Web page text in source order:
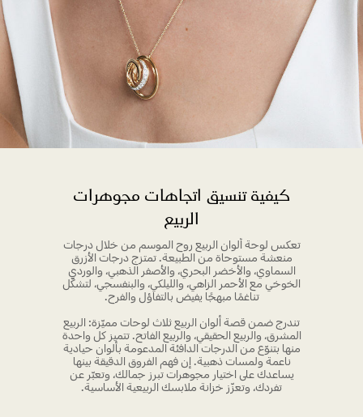
كيفية تنسيق اتجاهات مجوهرات
الربيع
تعكس لوحة ألوان الربيع روح الموسم من خلال درجات
منعشة مستوحاة من الطبيعة. تمتزج درجات الأزرق
السماوي، والأخضر البحري، والأصفر الذهبي، والوردي
الخوخي مع الأحمر الزاهي، والليلكي، والبنفسجي، لتشكّل
تناغمًا مبهجًا يفيض بالتفاؤل والفرح.
تندرج ضمن قصة ألوان الربيع ثلاث لوحات مميّزة: الربيع
المشرق، والربيع الحقيقي، والربيع الفاتح. تتميز كل واحدة
منها بتنوّع من الدرجات الدافئة المدعومة بألوان حيادية
ناعمة ولمسات ذهبية. إن فهم الفروق الدقيقة بينها
يساعدك على اختيار مجوهرات تبرز جمالك، وتعبّر عن
تفردك، وتعزّز خزانة ملابسك الربيعية الأساسية.